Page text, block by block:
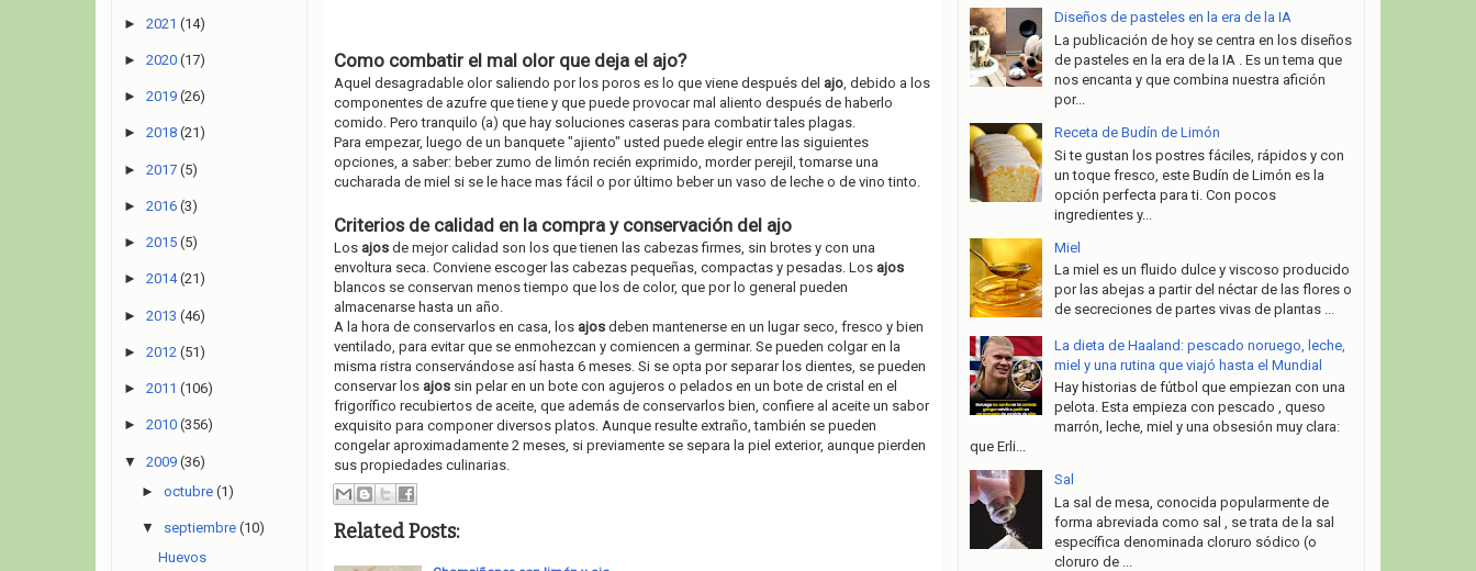
Como combatir el mal olor que deja el ajo?
Aquel desagradable olor saliendo por los poros es lo que viene después del ajo, debido a los
componentes de azufre que tiene y que puede provocar mal aliento después de haberlo
comido. Pero tranquilo (a) que hay soluciones caseras para combatir tales plagas.
Para empezar, luego de un banquete "ajiento" usted puede elegir entre las siguientes
opciones, a saber: beber zumo de limón recién exprimido, morder perejil, tomarse una
cucharada de miel si se le hace mas fácil o por último beber un vaso de leche o de vino tinto.
Criterios de calidad en la compra y conservación del ajo
Los ajosde mejor calidad son los que tienen las cabezas firmes, sin brotes y con una
envoltura seca. Conviene escoger las cabezas pequeñas, compactas y pesadas. Los ajos
blancos se conservan menos tiempo que los de color, que por lo general pueden
almacenarse hasta un año.
A la hora de conservarlos en casa, los ajosdeben mantenerse en un lugar seco, fresco y bien
ventilado, para evitar que se enmohezcan y comiencen a germinar. Se pueden colgar en la
misma ristra conservándose así hasta 6 meses. Si se opta por separar los dientes, se pueden
conservar los ajossin pelar en un bote con agujeros o pelados en un bote de cristal en el
frigorífico recubiertos de aceite, que además de conservarlos bien, confiere al aceite un sabor
exquisito para componer diversos platos. Aunque resulte extraño, también se pueden
congelar aproximadamente 2 meses, si previamente se separa la piel exterior, aunque pierden
sus propiedades culinarias.
Related Posts:
► 2021 (14)
► 2020 (17)
► 2019 (26)
► 2018 (21)
► 2017 (5)
► 2016 (3)
► 2015 (5)
► 2014 (21)
► 2013 (46)
► 2012 (51)
► 2011 (106)
► 2010 (356)
▼ 2009 (36)
► octubre (1)
▼ septiembre (10)
Huevos
Diseños de pasteles en la era de la IA
La publicación de hoy se centra en los diseños
de pasteles en la era de la IA . Es un tema que
nos encanta y que combina nuestra afición
por...
Receta de Budín de Limón
Si te gustan los postres fáciles, rápidos y con
un toque fresco, este Budín de Limón es la
opción perfecta para ti. Con pocos
ingredientes y...
Miel
La miel es un fluido dulce y viscoso producido
por las abejas a partir del néctar de las flores o
de secreciones de partes vivas de plantas ...
La dieta de Haaland: pescado noruego, leche,
miel y una rutina que viajó hasta el Mundial
Hay historias de fútbol que empiezan con una
pelota. Esta empieza con pescado , queso
marrón, leche, miel y una obsesión muy clara:
que Erli...
Sal
La sal de mesa, conocida popularmente de
forma abreviada como sal , se trata de la sal
específica denominada cloruro sódico (o
cloruro de ...